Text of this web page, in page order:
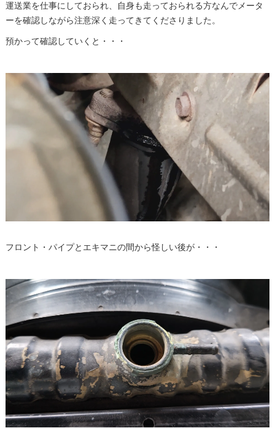
運送業を仕事にしておられ、自身も走っておられる方なんでメータ
ーを確認しながら注意深く走ってきてくださりました。
預かって確認していくと・・・
フロント・パイプとエキマニの間から怪しい後が・・・